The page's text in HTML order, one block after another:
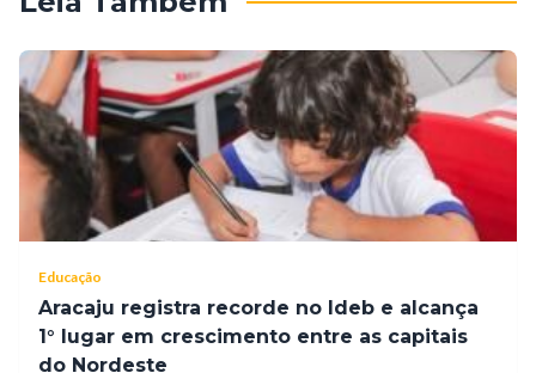
Educação
Aracaju registra recorde no Ideb e alcança
1° lugar em crescimento entre as capitais
do Nordeste